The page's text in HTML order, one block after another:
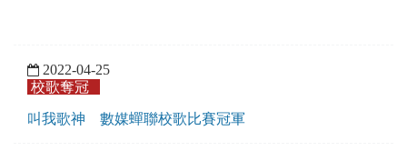
2022-04-25
校歌奪冠
叫我歌神 數媒蟬聯校歌比賽冠軍